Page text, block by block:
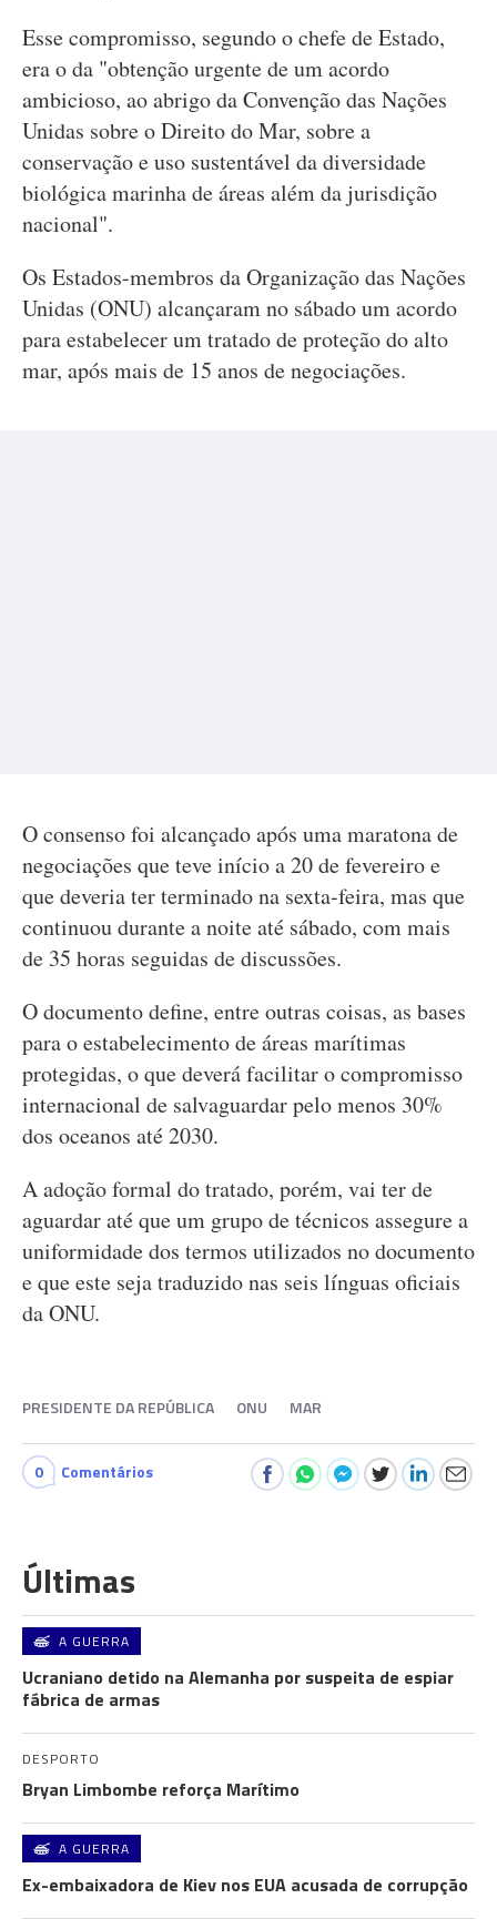
Esse compromisso, segundo o chefe de Estado,
era o da "obtenção urgente de um acordo
ambicioso, ao abrigo da Convenção das Nações
Unidas sobre o Direito do Mar, sobre a
conservação e uso sustentável da diversidade
biológica marinha de áreas além da jurisdição
nacional".
Os Estados-membros da Organização das Nações
Unidas (ONU) alcançaram no sábado um acordo
para estabelecer um tratado de proteção do alto
mar, após mais de 15 anos de negociações.
O consenso foi alcançado após uma maratona de
negociações que teve início a 20 de fevereiro e
que deveria ter terminado na sexta-feira, mas que
continuou durante a noite até sábado, com mais
de 35 horas seguidas de discussões.
O documento define, entre outras coisas, as bases
para o estabelecimento de áreas marítimas
protegidas, o que deverá facilitar o compromisso
internacional de salvaguardar pelo menos 30%
dos oceanos até 2030.
A adoção formal do tratado, porém, vai ter de
aguardar até que um grupo de técnicos assegure a
uniformidade dos termos utilizados no documento
e que este seja traduzido nas seis línguas oficiais
da ONU.
PRESIDENTE DA REPÚBLICA ONU MAR
0 Comentários
Últimas
A GUERRA
Ucraniano detido na Alemanha por suspeita de espiar
fábrica de armas
DESPORTO
Bryan Limbombe reforça Marítimo
A GUERRA
Ex-embaixadora de Kiev nos EUA acusada de corrupção